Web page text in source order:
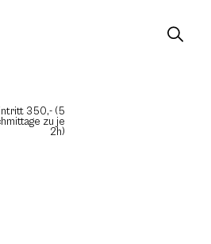
350,- (5
zu je
2h)